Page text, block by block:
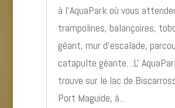
à l’AquaPark où vous
trampolines, balançoires,
géant, mur d’escalade,
catapulte géante…L'
trouve sur le lac de
Port Maguide, à...